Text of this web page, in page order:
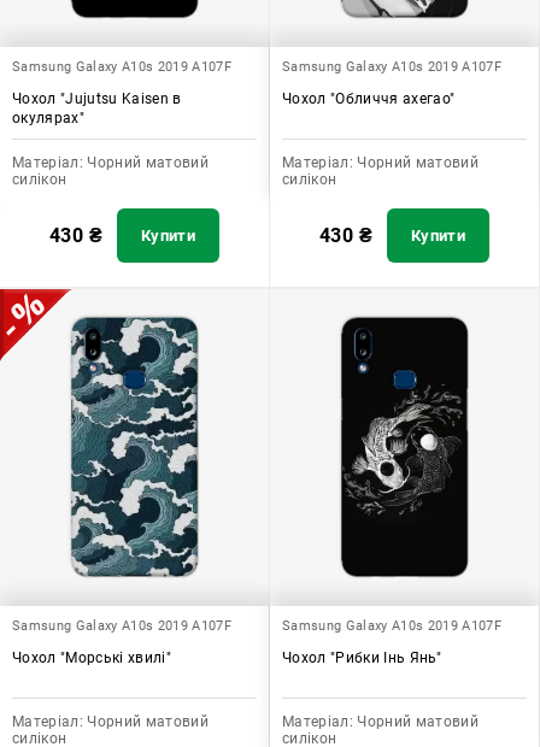
Samsung Galaxy A10s 2019 A107F
Чохол "Jujutsu Kaisen в
окулярах"
Матеріал: Чорний матовий
силікон
430 ₴ Купити
Samsung Galaxy A10s 2019 A107F
Чохол "Обличчя ахегао"
Матеріал: Чорний матовий
силікон
430 ₴ Купити
Samsung Galaxy A10s 2019 A107F
Чохол "Морські хвилі"
Матеріал: Чорний матовий
силікон
Samsung Galaxy A10s 2019 A107F
Чохол "Рибки Інь Янь"
Матеріал: Чорний матовий
силікон